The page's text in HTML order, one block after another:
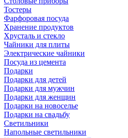
Тостеры
Фарфоровая посуда
Хранение продуктов
Хрусталь и стекло
Чайники для плиты
Электрические чайники
Посуда из цемента
Подарки
Подарки для детей
Подарки для мужчин
Подарки для женщин
Подарки на новоселье
Подарки на свадьбу
Светильники
Напольные светильники